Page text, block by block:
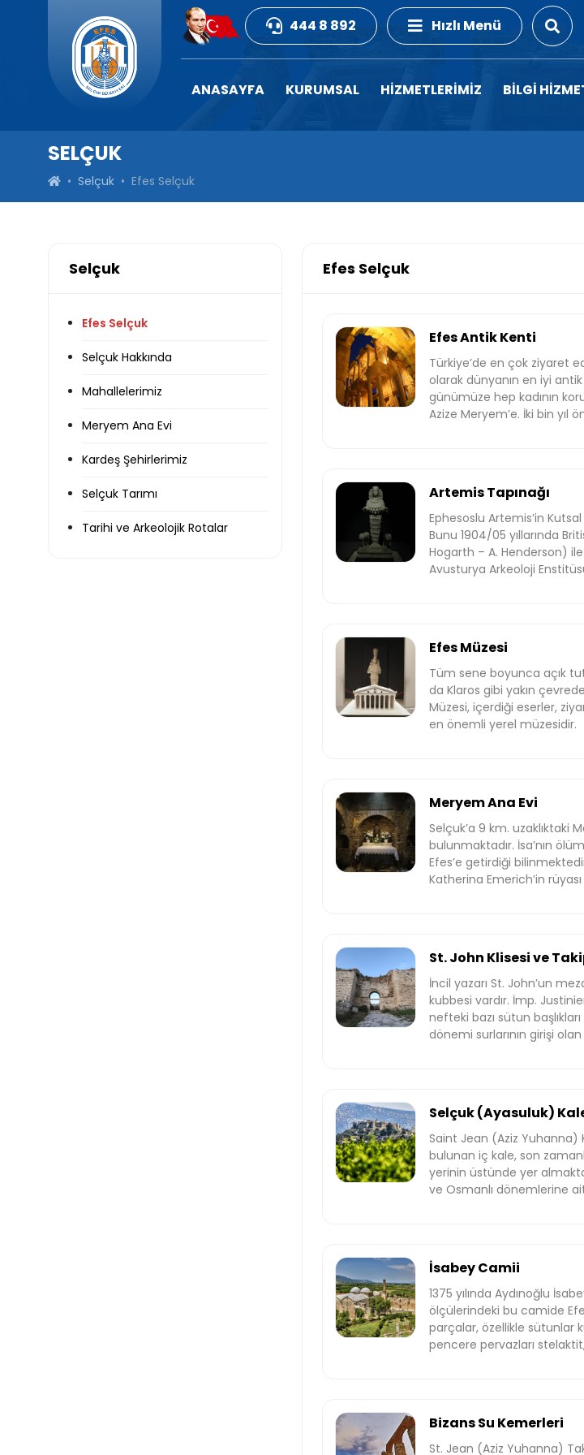
444 8 892 Hızlı Menü
ANASAYFA KURUMSAL HİZMETLERİMİZ BİLGİ
SELÇUK
Selçuk Efes Selçuk
Selçuk
Efes Selçuk
Selçuk Hakkında
Mahallelerimiz
Meryem Ana Evi
Kardeş Şehirlerimiz
Selçuk Tarımı
Tarihi ve Arkeolojik Rotalar
Efes Selçuk
Efes Antik Kenti
Türkiye’de en çok ziyaret
olarak dünyanın en iyi
günümüze hep kadının
Azize Meryem’e. İki bin yıl
büyük tiyatrosunu
seni bekliyor! Antik dünyanın kültür başkenti olan Efes’e merkezden taksi,
dolmuş, bisiklet ve hatta
Artemis Tapınağı
Ephesoslu Artemis’in
Bunu 1904/05 yıllarında
Hogarth – A. Henderson)
Avusturya Arkeoloji
Efes Müzesi
Tüm sene boyunca açık
da Klaros gibi yakın
Müzesi, içerdiği eserler,
en önemli yerel müzesidir.
Meryem Ana Evi
Selçuk’a 9 km. uzaklıktaki
bulunmaktadır. İsa’nın
Efes’e getirdiği
Katherina Emerich’in
da kutsal sayılan evde,
ağustos ayının 15.
görmektedir.
St. John Klisesi ve
İncil yazarı St. John’un
kubbesi vardır. İmp.
nefteki bazı sütun
dönemi surlarının girişi
Selçuk (Ayasuluk)
Saint Jean (Aziz Yuhanna)
bulunan iç kale, son
yerinin üstünde yer
ve Osmanlı dönemlerine
dar merdivenler
büyüklükte sar­nıçlar, bir
kilisenin apsis kısmı,
getirilmiştir. Ayrıca caminin
yapı kalıntısı saptanmıştır.
İsabey Camii
1375 yılında Aydınoğlu
ölçülerindeki bu camide
parçalar, özellikle sütunlar
pencere pervazları
Bizans Su Kemerleri
St. Jean (Aziz Yuhanna)